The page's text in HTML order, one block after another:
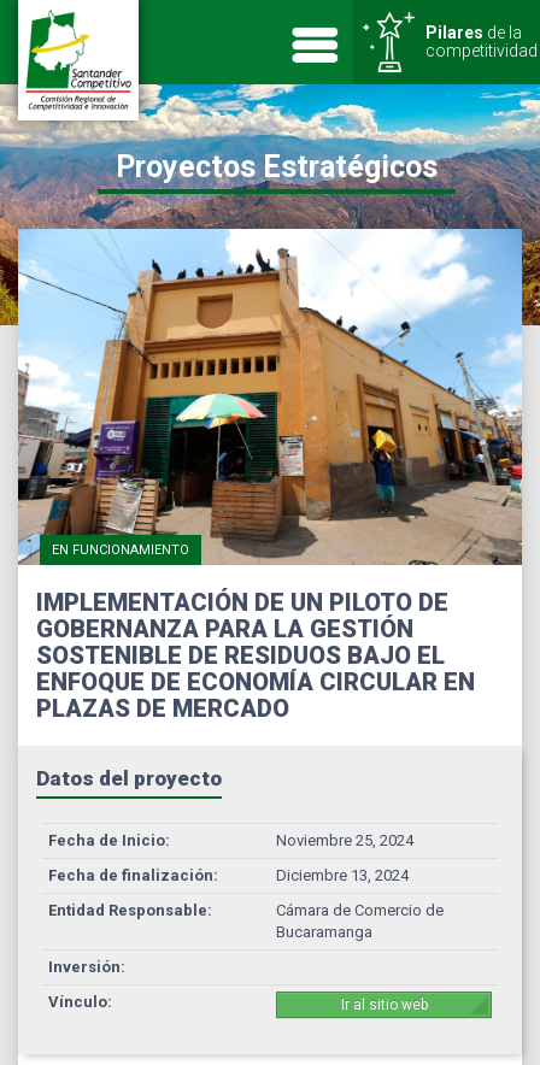
Pilares de la
competitividad
Proyectos Estratégicos
EN FUNCIONAMIENTO
IMPLEMENTACIÓN DE UN PILOTO DE
GOBERNANZA PARA LA GESTIÓN
SOSTENIBLE DE RESIDUOS BAJO EL
ENFOQUE DE ECONOMÍA CIRCULAR EN
PLAZAS DE MERCADO
Datos del proyecto
Fecha de Inicio:
Noviembre 25, 2024
Fecha de finalización:
Diciembre 13, 2024
Entidad Responsable:
Cámara de Comercio de
Bucaramanga
Inversión:
Vínculo:
Ir al sitio web